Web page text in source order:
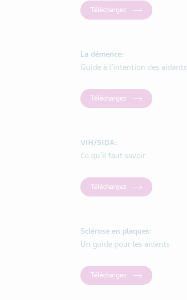
Téléchargez
La démence:
Guide à l’intention des aidants
Téléchargez
VIH/SIDA:
Ce qu’il faut savoir
Téléchargez
Sclérose en plaques:
Un guide pour les aidants
Téléchargez